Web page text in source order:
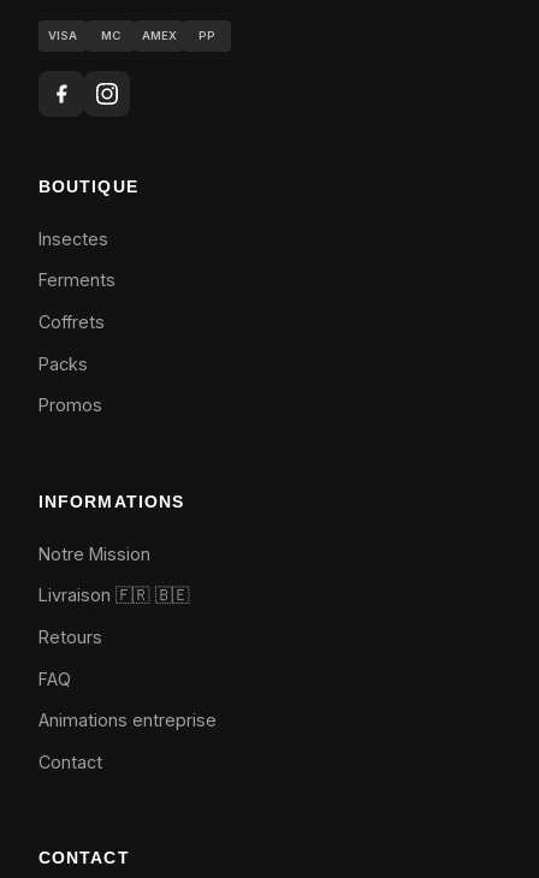
VISA MC AMEX PP
BOUTIQUE
Insectes
Ferments
Coffrets
Packs
Promos
INFORMATIONS
Notre Mission
Livraison 🇫🇷 🇧🇪
Retours
FAQ
Animations entreprise
Contact
CONTACT